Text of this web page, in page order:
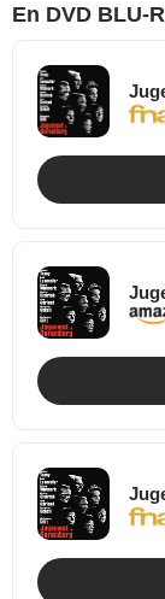
En DVD BLU-